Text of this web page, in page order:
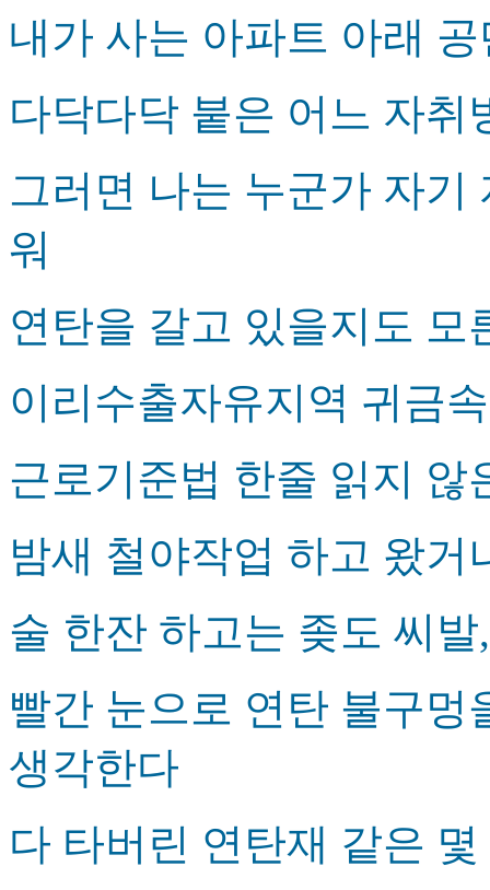
내가 사는 아파트 아래
다닥다닥 붙은 어느 자취
그러면 나는 누군가 자기
워
연탄을 갈고 있을지도 모
이리수출자유지역 귀금
근로기준법 한줄 읽지 않
밤새 철야작업 하고 왔거
술 한잔 하고는 좆도 씨
빨간 눈으로 연탄 불구멍
생각한다
다 타버린 연탄재 같은